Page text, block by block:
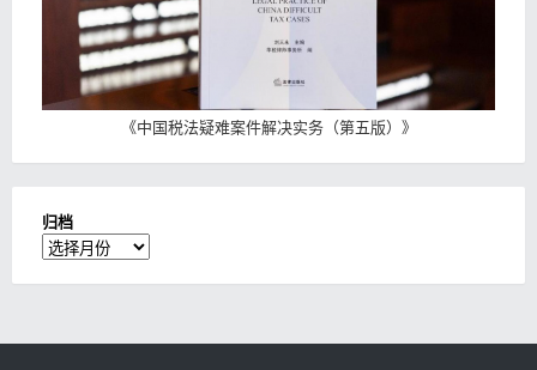
《中国税法疑难案件解决实务（第五版） 》
归档
归
档